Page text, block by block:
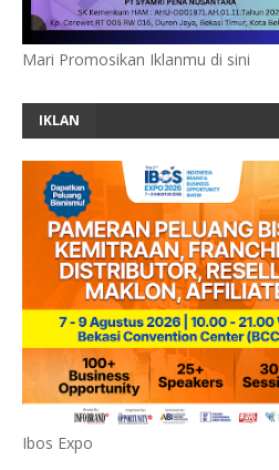
Mari Promosikan Iklanmu di sini
IKLAN
Ibos Expo